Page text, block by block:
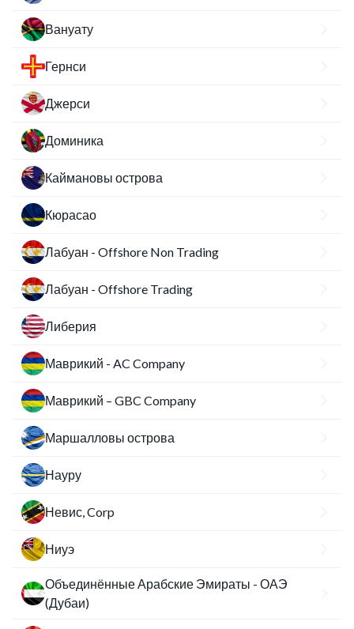
Вануату
Гернси
Джерси
Доминика
Каймановы острова
Кюрасао
Лабуан - Offshore Non Trading
Лабуан - Offshore Trading
Либерия
Маврикий - AC Company
Маврикий – GBC Company
Маршалловы острова
Науру
Невис, Corp
Ниуэ
Объединённые Арабские Эмираты - ОАЭ
(Дубаи)